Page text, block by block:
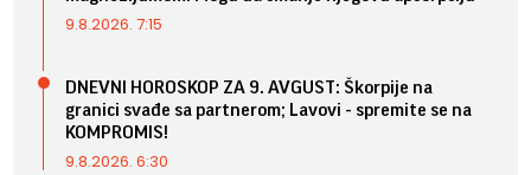
9.8.2026. 7:15
DNEVNI HOROSKOP ZA 9. AVGUST: Škorpije na
granici svađe sa partnerom; Lavovi - spremite se na
KOMPROMIS!
9.8.2026. 6:30